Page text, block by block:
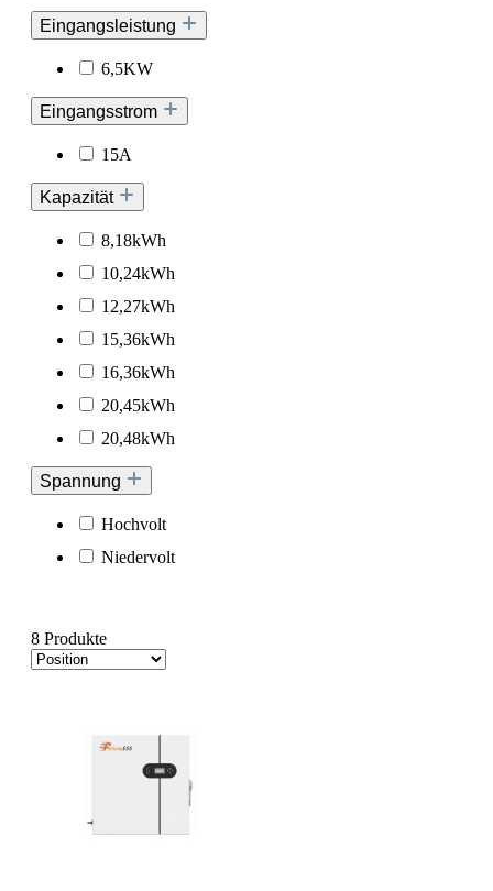
Eingangsleistung
6,5KW
Eingangsstrom
15A
Kapazität
8,18kWh
10,24kWh
12,27kWh
15,36kWh
16,36kWh
20,45kWh
20,48kWh
Spannung
Hochvolt
Niedervolt
8 Produkte